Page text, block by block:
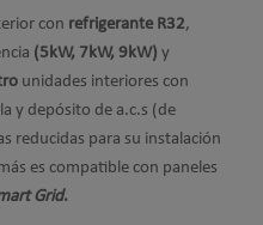
con refrigerante R32,
(5kW, 7kW, 9kW) y
unidades interiores con
y depósito de a.c.s (de
reducidas para su instalación
es compatible con paneles
Grid.